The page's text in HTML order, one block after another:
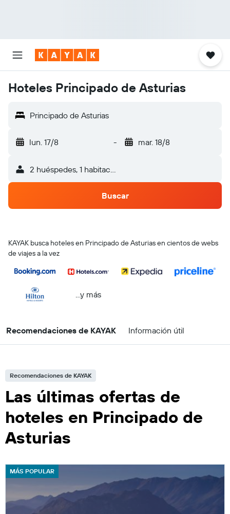
Hoteles Principado de Asturias
Principado de Asturias
lun. 17/8 - mar. 18/8
2 huéspedes, 1 habitación
Buscar
KAYAK busca hoteles en Principado de Asturias en cientos de webs
de viajes a la vez
...y más
Recomendaciones de KAYAK Información útil
Recomendaciones de KAYAK
Las últimas ofertas de
hoteles en Principado de
Asturias
MÁS POPULAR